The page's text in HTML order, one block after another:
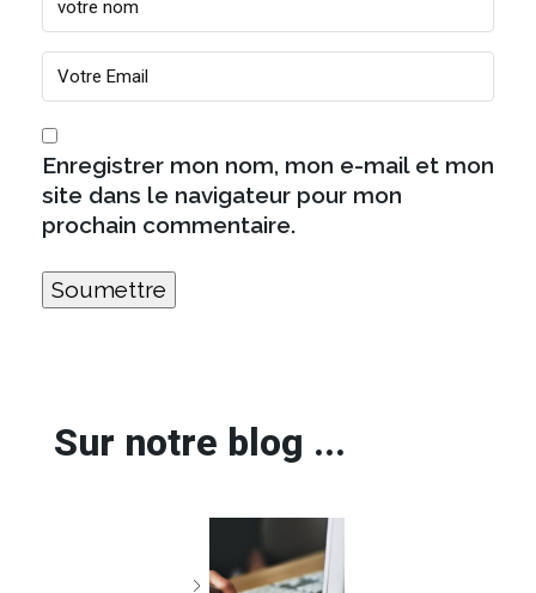
Enregistrer mon nom, mon e-mail et mon
site dans le navigateur pour mon
prochain commentaire.
Sur notre blog ...